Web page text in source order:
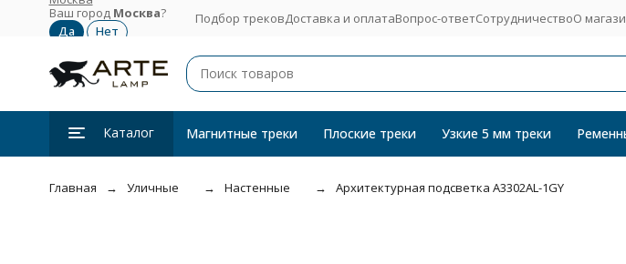
Ваш город Москва? Подбор трековДоставка и оплатаВопрос-ответСотрудничествоО
Каталог Магнитные треки Плоские треки Узкие 5 мм треки
Главная Уличные Настенные Архитектурная подсветка A3302AL-1GY